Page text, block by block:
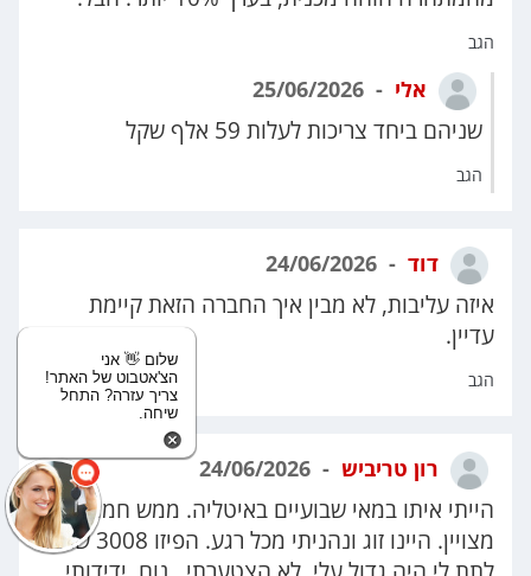
הגב
אלי
שניהם ביחד צריכות לעלות 59 אלף שקל
הגב
דוד
איזה עליבות, לא מבין איך החברה הזאת קיימת
עדיין.
הגב
רון טריביש
הייתי איתו במאי שבועיים באיטליה. ממש חמוד. נסע
מצויין. היינו זוג ונהניתי מכל רגע. הפיזו 3008 שרצו
שלום 👋 אני
הצ'אטבוט של האתר!
צריך עזרה? התחל
שיחה.